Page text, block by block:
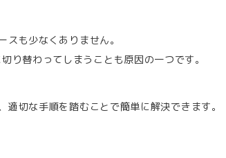
も少なくありません。
り替わってしまうことも原因の一つです。
切な手順を踏むことで簡単に解決できます。